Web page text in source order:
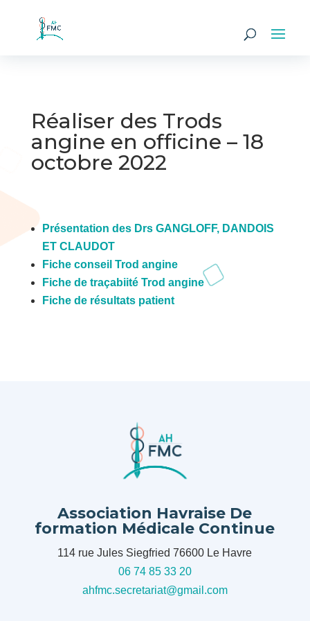
Réaliser des Trods
angine en officine – 18
octobre 2022
Présentation des Drs GANGLOFF, DANDOIS
ET CLAUDOT
Fiche conseil Trod angine
Fiche de traçabiité Trod angine
Fiche de résultats patient
Association Havraise De
formation Médicale Continue
114 rue Jules Siegfried 76600 Le Havre
06 74 85 33 20
ahfmc.secretariat@gmail.com